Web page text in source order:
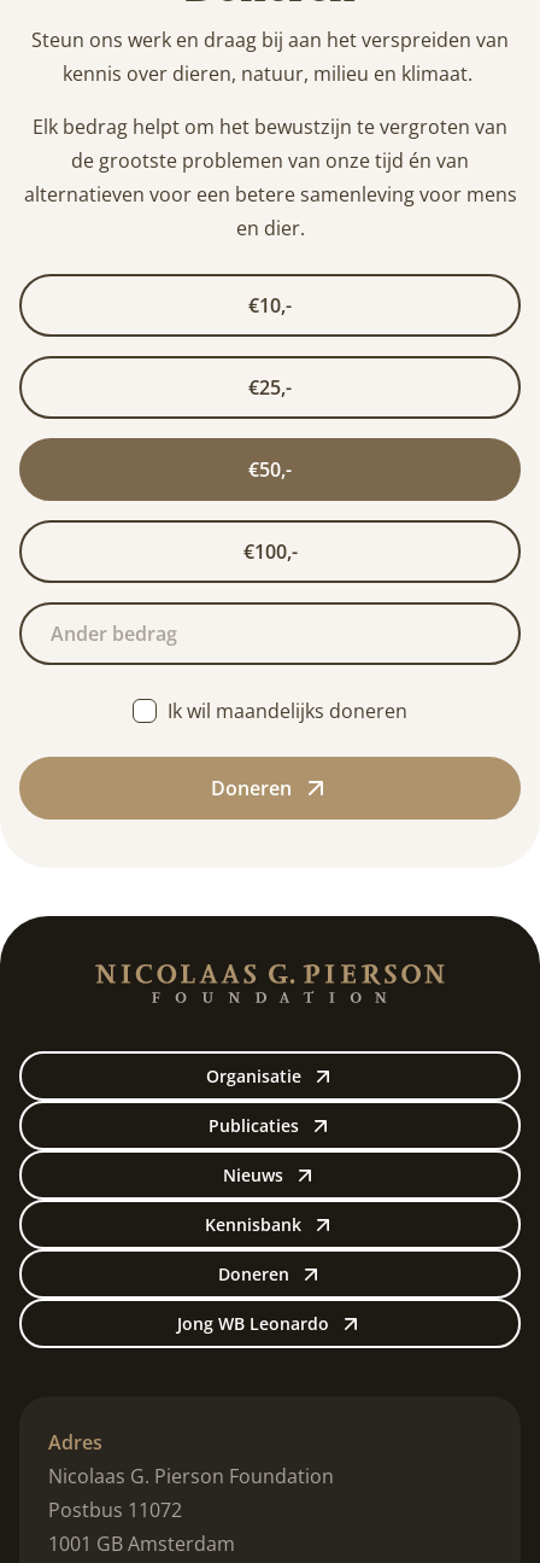
Steun ons werk en draag bij aan het verspreiden van
kennis over dieren, natuur, milieu en klimaat.
Elk bedrag helpt om het bewustzijn te vergroten van
de grootste problemen van onze tijd én van
alternatieven voor een betere samenleving voor mens
en dier.
€10,-
€25,-
€50,-
€100,-
Ik wil maandelijks doneren
Doneren
Organisatie
Publicaties
Nieuws
Kennisbank
Doneren
Jong WB Leonardo
Adres
Nicolaas G. Pierson Foundation
Postbus 11072
1001 GB Amsterdam